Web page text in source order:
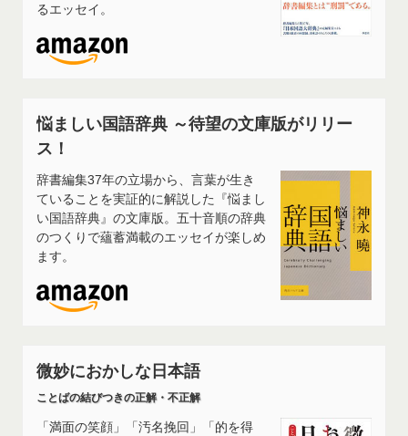
るエッセイ。
悩ましい国語辞典 ～待望の文庫版がリリー
ス！
辞書編集37年の立場から、言葉が生き
ていることを実証的に解説した『悩まし
い国語辞典』の文庫版。五十音順の辞典
のつくりで蘊蓄満載のエッセイが楽しめ
ます。
微妙におかしな日本語
ことばの結びつきの正解・不正解
「満面の笑顔」「汚名挽回」「的を得